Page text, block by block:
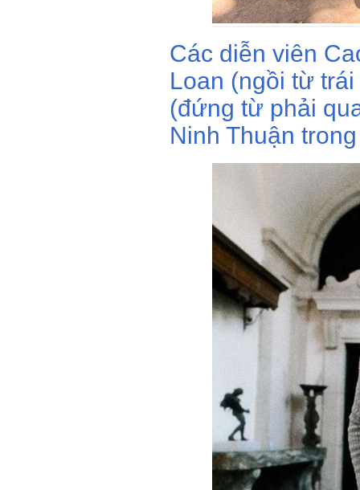
Các diễn viên
Loan (ngồi từ
(đứng từ phải
Ninh Thuận